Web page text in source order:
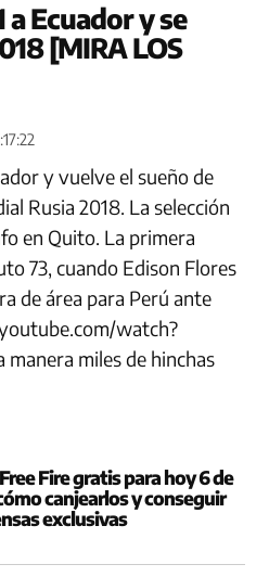
Ecuador y se
[MIRA LOS
y vuelve el sueño de
Rusia 2018. La selección
en Quito. La primera
73, cuando Edison Flores
de área para Perú ante
watch?
manera miles de hinchas
Fire gratis para hoy 6 de
canjearlos y conseguir
exclusivas